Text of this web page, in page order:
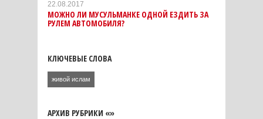
22.08.2017
МОЖНО ЛИ МУСУЛЬМАНКЕ ОДНОЙ ЕЗДИТЬ ЗА
РУЛЕМ АВТОМОБИЛЯ?
КЛЮЧЕВЫЕ СЛОВА
живой ислам
АРХИВ РУБРИКИ «»